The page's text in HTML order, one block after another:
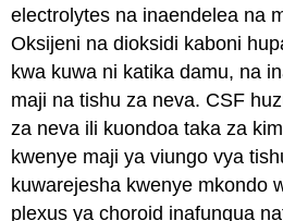
electrolytes na inaendelea na
Oksijeni na dioksidi kaboni
kwa kuwa ni katika damu, na
maji na tishu za neva. CSF
za neva ili kuondoa taka za
kwenye maji ya viungo vya
kuwarejesha kwenye mkondo
plexus ya choroid inafungua